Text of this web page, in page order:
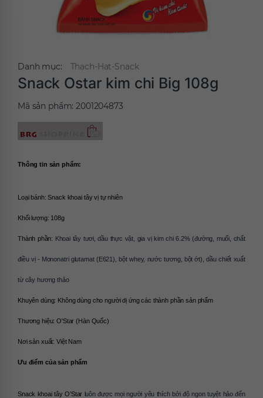
Danh mục: Thạch-Hạt-Snack
Snack Ostar kim chi Big 108g
Mã sản phẩm:2001204873
Thông tin sản phẩm:
Loại bánh: Snack khoai tây vị tự nhiên
Khối lượng: 108g
Thành phần: Khoai tây tươi, dầu thực vật, gia vị kim chi 6.2% (đường, muối, chất
điều vị - Mononatri glutamat (E621), bột whey, nước tương, bột ớt), dầu chiết xuất
từ cây hương thảo
Khuyên dùng: Không dùng cho người dị ứng các thành phần sản phẩm
Thương hiệu: O'Star (Hàn Quốc)
Nơi sản xuất: Việt Nam
Ưu điểm của sản phẩm
Snack khoai tây O’Star luôn được mọi người yêu thích bởi độ ngon tuyệt hảo đến